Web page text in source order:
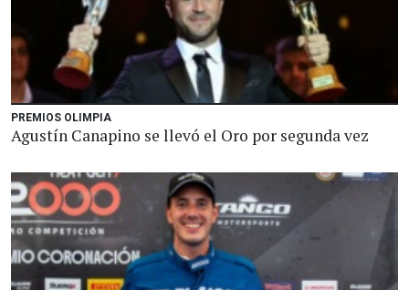
PREMIOS OLIMPIA
Agustín Canapino se llevó el Oro por segunda vez